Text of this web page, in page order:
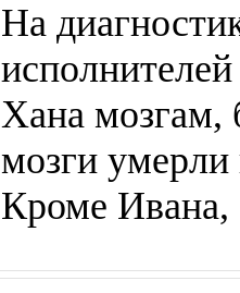
На
исполнителей
Хана мозгам,
мозги умерли
Кроме Ивана,